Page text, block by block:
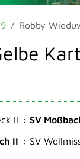
Robby
II : SV
II : SV